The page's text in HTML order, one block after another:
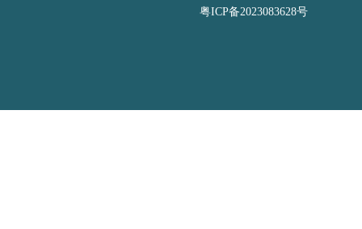
粤ICP备2023083628号